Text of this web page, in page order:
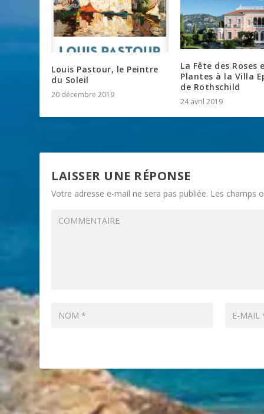
Louis Pastour, le Peintre
du Soleil
20 décembre 2019
La Fête des Roses
Plantes à la Villa
de Rothschild
24 avril 2019
LAISSER UNE RÉPONSE
Votre adresse e-mail ne sera pas publiée. Les champs